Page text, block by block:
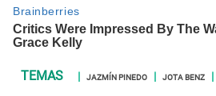
JAZMÍN PINEDO JOTA BENZ